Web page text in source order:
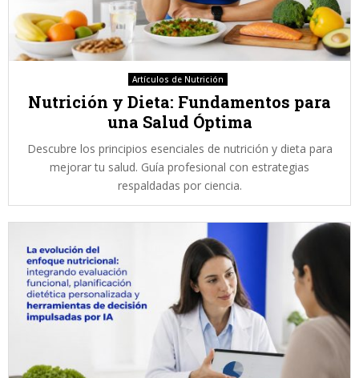
Artículos de Nutrición
Nutrición y Dieta: Fundamentos para
una Salud Óptima
Descubre los principios esenciales de nutrición y dieta para
mejorar tu salud. Guía profesional con estrategias
respaldadas por ciencia.